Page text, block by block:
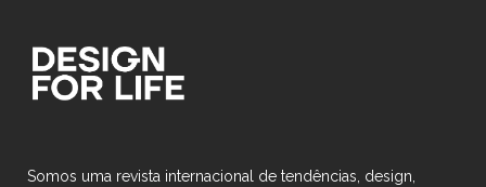
Somos uma revista internacional de tendências, design,